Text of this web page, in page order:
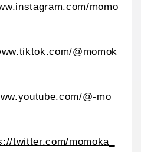
momo
@momok
@-mo
twitter.com/momoka_